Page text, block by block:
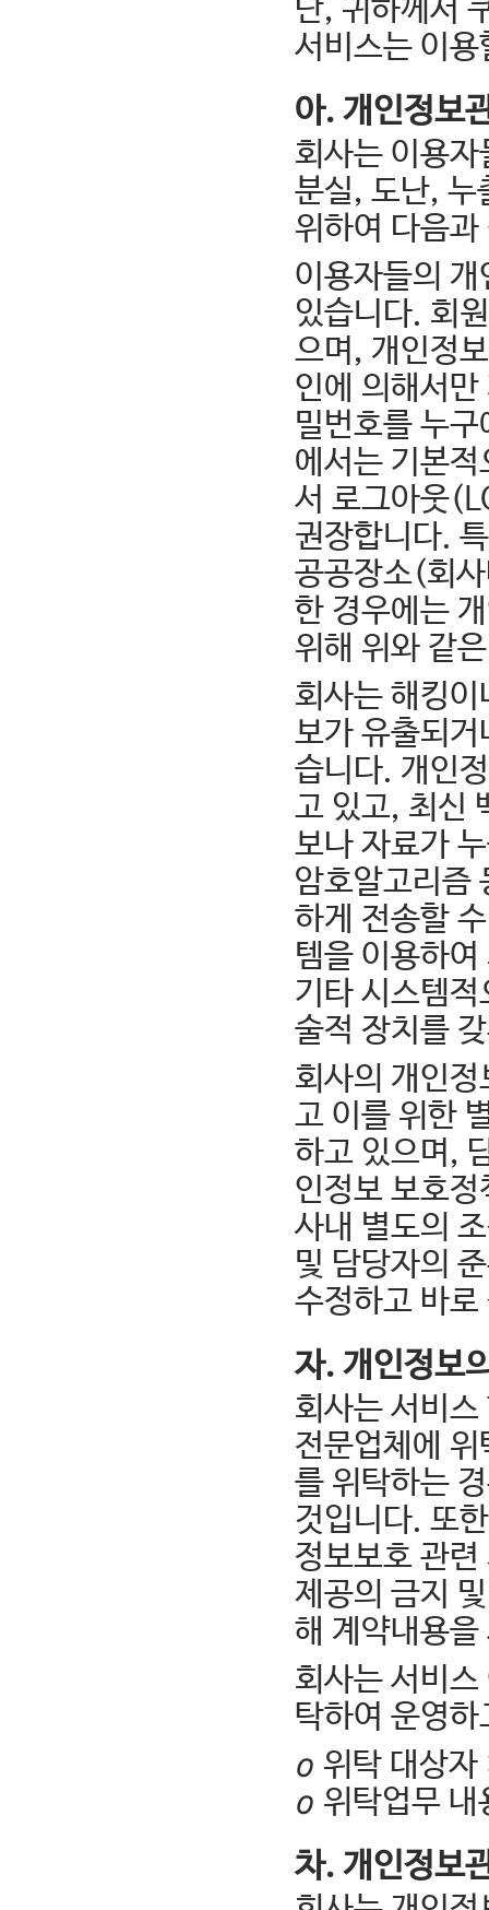
단, 귀하께서
서비스는 이
아. 개인정보
회사는 이용
분실, 도난, 누
위하여 다음
이용자들의
있습니다. 회
으며, 개인정
인에 의해서
밀번호를 누
에서는 기본
서 로그아웃
권장합니다.
공공장소(회
한 경우에는
위해 위와 같
회사는 해킹
보가 유출되
습니다. 개인
고 있고, 최신
보나 자료가
암호알고리즘
하게 전송할
템을 이용하
기타 시스템
술적 장치를
회사의 개인
고 이를 위한
하고 있으며,
인정보 보호
사내 별도의
및 담당자의
수정하고 바
자. 개인정보
회사는 서비
전문업체에
를 위탁하는
것입니다. 또
정보보호 관
제공의 금지
해 계약내용
회사는 서비
탁하여 운영
ο 위탁 대상자
ο 위탁업무 내
차. 개인정보